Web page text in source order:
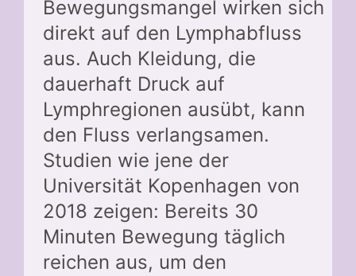
Bewegungsmangel wirken sich
direkt auf den Lymphabfluss
aus. Auch Kleidung, die
dauerhaft Druck auf
Lymphregionen ausübt, kann
den Fluss verlangsamen.
Studien wie jene der
Universität Kopenhagen von
2018 zeigen: Bereits 30
Minuten Bewegung täglich
reichen aus, um den